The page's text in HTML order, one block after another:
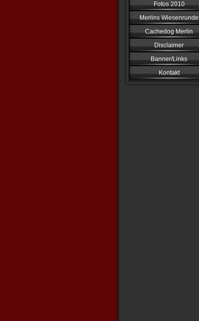
Fotos 2010
Merlins Wiesenrunde
Cachedog Merlin
Disclaimer
Banner/Links
Kontakt